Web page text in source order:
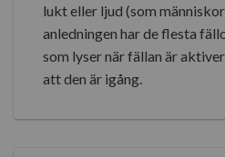
lukt eller ljud (som
anledningen har de flesta
som lyser när fällan är
att den är igång.